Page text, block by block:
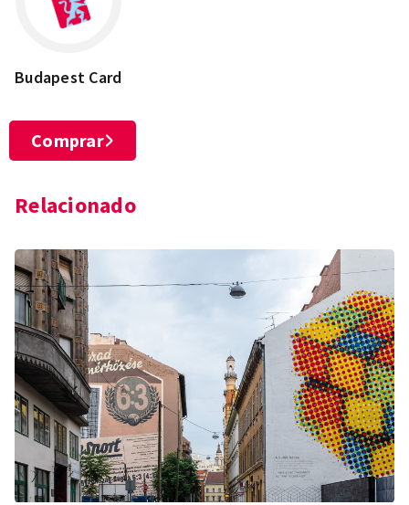
Budapest Card
Comprar
Relacionado